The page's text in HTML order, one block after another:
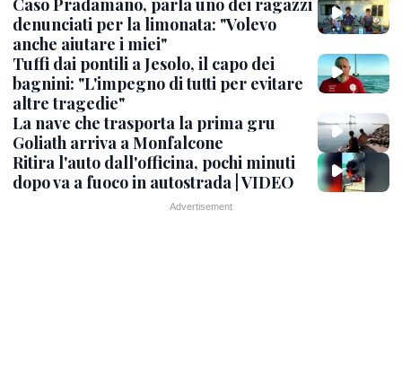
denunciati per la limonata: "Volevo
anche aiutare i miei"
Tuffi dai pontili a Jesolo, il capo dei
bagnini: "L'impegno di tutti per evitare
altre tragedie"
La nave che trasporta la prima gru
Goliath arriva a Monfalcone
Ritira l'auto dall'officina, pochi minuti
dopo va a fuoco in autostrada | VIDEO